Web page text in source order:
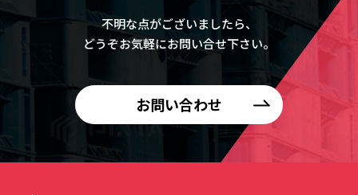
不明な点がございましたら、
どうぞお気軽にお問い合せ下さい。
お問い合わせ